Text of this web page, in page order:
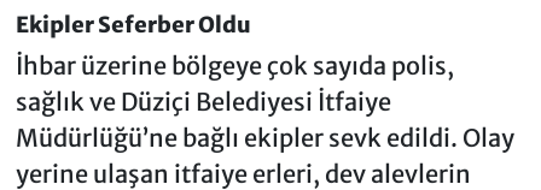
Ekipler Seferber Oldu
İhbar üzerine bölgeye çok sayıda polis,
sağlık ve Düziçi Belediyesi İtfaiye
Müdürlüğü’ne bağlı ekipler sevk edildi. Olay
yerine ulaşan itfaiye erleri, dev alevlerin